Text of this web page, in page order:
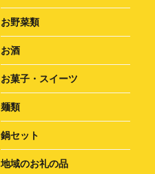
お野菜類
お酒
お菓子・スイーツ
麺類
鍋セット
地域のお礼の品